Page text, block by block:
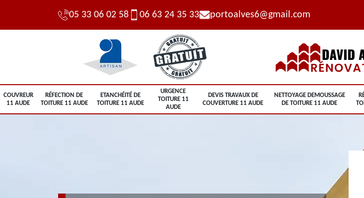
05 33 06 02 58 06 63 24 35 33 portoalves6@gmail.com
COUVREUR
11 AUDE
RÉFECTION DE
TOITURE 11 AUDE
ETANCHÉITÉ DE
TOITURE 11 AUDE
URGENCE
TOITURE 11
AUDE
DEVIS TRAVAUX DE
COUVERTURE 11 AUDE
NETTOYAGE DEMOUSSAGE
DE TOITURE 11 AUDE